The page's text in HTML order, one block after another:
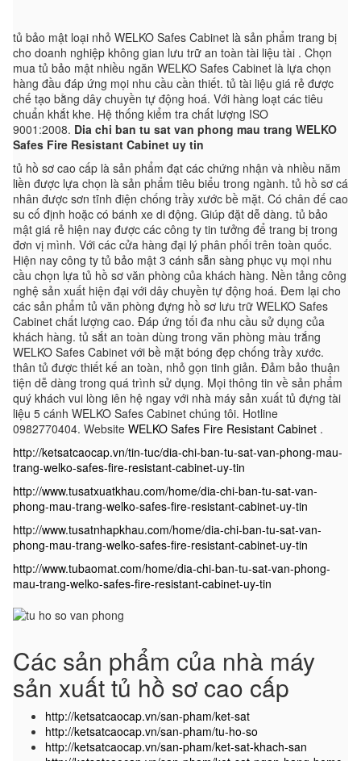
tủ bảo mật loại nhỏ WELKO Safes Cabinet là sản phẩm trang bị
cho doanh nghiệp không gian lưu trữ an toàn tài liệu tài . Chọn
mua tủ bảo mật nhiều ngăn WELKO Safes Cabinet là lựa chọn
hàng đầu đáp ứng mọi nhu cầu cần thiết. tủ tài liệu giá rẻ được
chế tạo bằng dây chuyền tự động hoá. Với hàng loạt các tiêu
chuẩn khắt khe. Hệ thống kiểm tra chất lượng ISO
9001:2008. Dia chi ban tu sat van phong mau trang WELKO
Safes Fire Resistant Cabinet uy tin
tủ hồ sơ cao cấp là sản phẩm đạt các chứng nhận và nhiều năm
liền được lựa chọn là sản phẩm tiêu biểu trong ngành. tủ hồ sơ cá
nhân được sơn tĩnh điện chống trầy xước bề mặt. Có chân đế cao
su cố định hoặc có bánh xe di động. Giúp đặt dễ dàng. tủ bảo
mật giá rẻ hiện nay được các công ty tin tưởng để trang bị trong
đơn vị mình. Với các cửa hàng đại lý phân phối trên toàn quốc.
Hiện nay công ty tủ bảo mật 3 cánh sẵn sàng phục vụ mọi nhu
cầu chọn lựa tủ hồ sơ văn phòng của khách hàng. Nền tảng công
nghệ sản xuất hiện đại với dây chuyền tự động hoá. Đem lại cho
các sản phẩm tủ văn phòng đựng hồ sơ lưu trữ WELKO Safes
Cabinet chất lượng cao. Đáp ứng tối đa nhu cầu sử dụng của
khách hàng. tủ sắt an toàn dùng trong văn phòng màu trắng
WELKO Safes Cabinet với bề mặt bóng đẹp chống trầy xước.
thân tủ được thiết kế an toàn, nhỏ gọn tinh giản. Đảm bảo thuận
tiện dễ dàng trong quá trình sử dụng. Mọi thông tin về sản phẩm
quý khách vui lòng iên hệ ngay với nhà máy sản xuất tủ đựng tài
liệu 5 cánh WELKO Safes Cabinet chúng tôi. Hotline
0982770404. Website WELKO Safes Fire Resistant Cabinet .
http://ketsatcaocap.vn/tin-tuc/dia-chi-ban-tu-sat-van-phong-mau-
trang-welko-safes-fire-resistant-cabinet-uy-tin
http://www.tusatxuatkhau.com/home/dia-chi-ban-tu-sat-van-
phong-mau-trang-welko-safes-fire-resistant-cabinet-uy-tin
http://www.tusatnhapkhau.com/home/dia-chi-ban-tu-sat-van-
phong-mau-trang-welko-safes-fire-resistant-cabinet-uy-tin
http://www.tubaomat.com/home/dia-chi-ban-tu-sat-van-phong-
mau-trang-welko-safes-fire-resistant-cabinet-uy-tin
Các sản phẩm của nhà máy
sản xuất tủ hồ sơ cao cấp
http://ketsatcaocap.vn/san-pham/ket-sat
http://ketsatcaocap.vn/san-pham/tu-ho-so
http://ketsatcaocap.vn/san-pham/ket-sat-khach-san